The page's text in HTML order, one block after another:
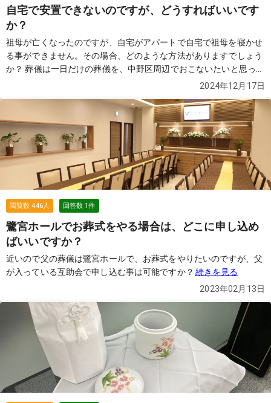
自宅で安置できないのですが、どうすればいいです
か？
祖母が亡くなったのですが、自宅がアパートで自宅で祖母を寝かせ
る事ができません。その場合、どのような方法がありますでしょう
か？ 葬儀は一日だけの葬儀を、中野区周辺でおこないたいと思って
2024年12月17日
閲覧数446人 回答数 1件
鷺宮ホールでお葬式をやる場合は、どこに申し込め
ばいいですか？
近いので父の葬儀は鷺宮ホールで、お葬式をやりたいのですが、父
が入っている互助会で申し込む事は可能ですか？ 続きを見る
2023年02月13日